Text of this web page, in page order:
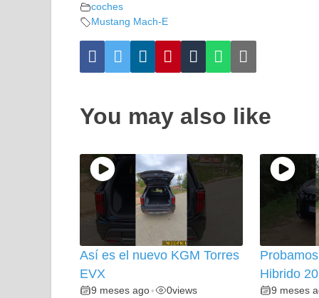
coches
Mustang Mach-E
You may also like
Así es el nuevo KGM Torres
EVX
9 meses ago • 0views
Hibrido
9 meses